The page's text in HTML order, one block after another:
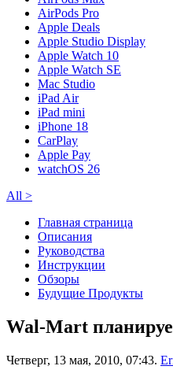
AirPods Pro
Apple Deals
Apple Studio Display
Apple Watch 10
Apple Watch SE
Mac Studio
iPad Air
iPad mini
iPhone 18
CarPlay
Apple Pay
watchOS 26
All >
Главная страница
Описания
Руководства
Инструкции
Обзоры
Будущие Продукты
Wal-Mart
Четверг, 13 мая, 2010, 07:43.